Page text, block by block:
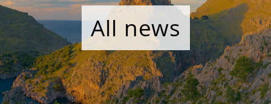
All news